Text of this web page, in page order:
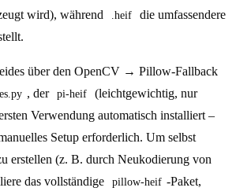
wird), während
.heif
die umfassendere
über den OpenCV → Pillow-Fallback
, der pi-heif
(leichtgewichtig, nur
Verwendung automatisch installiert –
Setup erforderlich. Um selbst
erstellen (z. B. durch Neukodierung von
das vollständige
pillow-heif -Paket,